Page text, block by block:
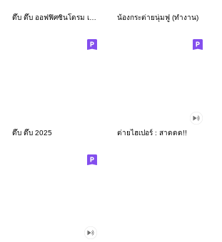
ดึ๊บ ดึ๊บ ออฟฟิศซินโดรม เก้า น้องกระต่ายนุ่มฟู (ทำงาน)
ดึ๊บ ดึ๊บ 2025 ต่ายไฮเปอร์ : สาดดด!!